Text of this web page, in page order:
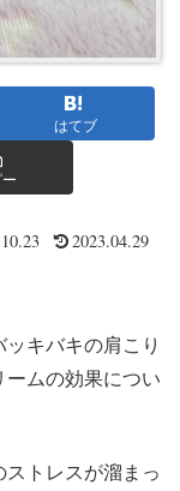
はてブ
2023.04.29
キバキの肩こり
ームの効果につい
トレスが溜まっ